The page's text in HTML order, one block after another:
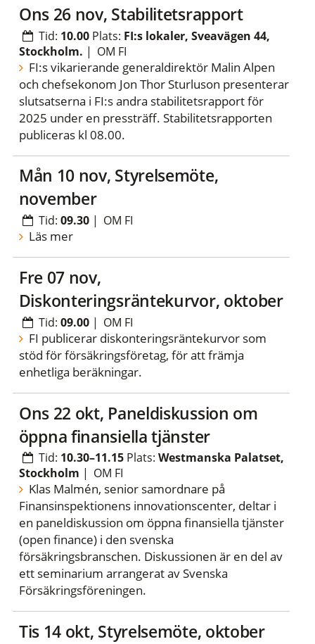
ons 26 nov, Stabilitetsrapport
Tid: 10.00 Plats: FI:s lokaler, Sveavägen 44,
Stockholm. | OM FI
FI:s vikarierande generaldirektör Malin Alpen
och chefsekonom Jon Thor Sturluson presenterar
slutsatserna i FI:s andra stabilitetsrapport för
2025 under en pressträff. Stabilitetsrapporten
publiceras kl 08.00.
mån 10 nov, Styrelsemöte,
november
Tid:09.30 | OM FI
Läs mer
fre 07 nov,
Diskonteringsräntekurvor, oktober
Tid:09.00 | OM FI
FI publicerar diskonteringsräntekurvor som
stöd för försäkringsföretag, för att främja
enhetliga beräkningar.
ons 22 okt, Paneldiskussion om
öppna finansiella tjänster
Tid: 10.30–11.15 Plats:Westmanska Palatset,
Stockholm | OM FI
Klas Malmén, senior samordnare på
Finansinspektionens innovationscenter, deltar i
en paneldiskussion om öppna finansiella tjänster
(open finance) i den svenska
försäkringsbranschen. Diskussionen är en del av
ett seminarium arrangerat av Svenska
Försäkringsföreningen.
tis 14 okt, Styrelsemöte, oktober